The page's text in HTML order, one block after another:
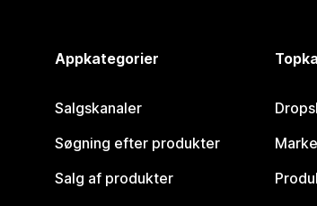
Appkategorier
Salgskanaler
Søgning efter produkter
Salg af produkter